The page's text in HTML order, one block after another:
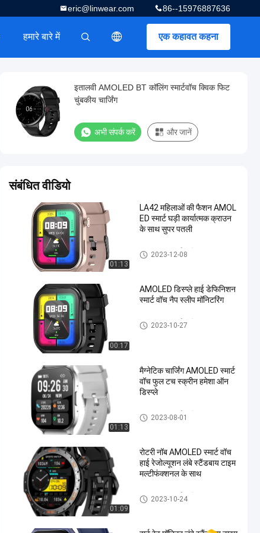
86--15976887636
eric@linwear.com
एक कहावत कहना
हमारे बारे में
इतालवी AMOLED BT कॉलिंग स्मार्टवॉच क्विक फिट
चुंबकीय चार्जिंग
अभी संपर्क करें और जानें
संबंधित वीडियो
01:13
LA42 महिलाओं की फैशन AMOL
ED स्मार्ट घड़ी कार्यात्मक क्राउन
के साथ सुपर पतली
AMOLED स्मार्ट घड़ी
2023-12-08
00:17
AMOLED डिस्प्ले हाई डेफिनिशन
स्मार्ट वॉच नैप स्लीप मॉनिटरिंग
AMOLED स्मार्ट घड़ी
2023-10-27
01:13
मैग्नेटिक चार्जिंग AMOLED स्मार्ट
वॉच फुल टच स्क्रीन हमेशा ऑन
डिस्प्ले
AMOLED स्मार्ट घड़ी
2023-08-01
01:09
रोटरी नॉब AMOLED स्मार्ट वॉच
हाई रेजोल्यूशन लंबे स्टैंडबाय टाइम
मल्टीफंक्शनल के साथ
AMOLED स्मार्ट घड़ी
2023-10-24